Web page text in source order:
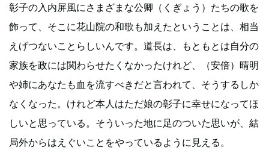
彰子の入内屏風にさまざまな公卿（くぎょう）たちの歌を
飾って、そこに花山院の和歌も加えたということは、相当
えげつないことらしいんです。道長は、もともとは自分の
家族を政には関わらせたくなかったけれど、（安倍）晴明
や姉にあなたも血を流すべきだと言われて、そうするしか
なくなった。けれど本人はただ娘の彰子に幸せになってほ
しいと思っている。そういった地に足のついた思いが、結
局外からはえぐいことをやっているように見える。